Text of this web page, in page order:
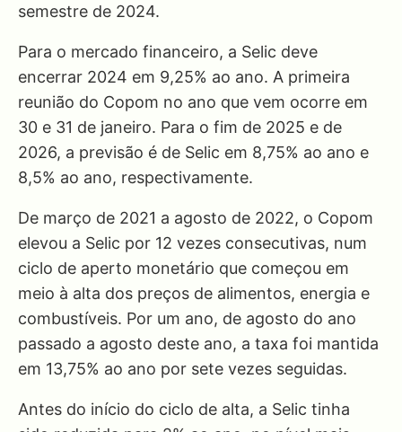
semestre de 2024.
Para o mercado financeiro, a Selic deve
encerrar 2024 em 9,25% ao ano. A primeira
reunião do Copom no ano que vem ocorre em
30 e 31 de janeiro. Para o fim de 2025 e de
2026, a previsão é de Selic em 8,75% ao ano e
8,5% ao ano, respectivamente.
De março de 2021 a agosto de 2022, o Copom
elevou a Selic por 12 vezes consecutivas, num
ciclo de aperto monetário que começou em
meio à alta dos preços de alimentos, energia e
combustíveis. Por um ano, de agosto do ano
passado a agosto deste ano, a taxa foi mantida
em 13,75% ao ano por sete vezes seguidas.
Antes do início do ciclo de alta, a Selic tinha